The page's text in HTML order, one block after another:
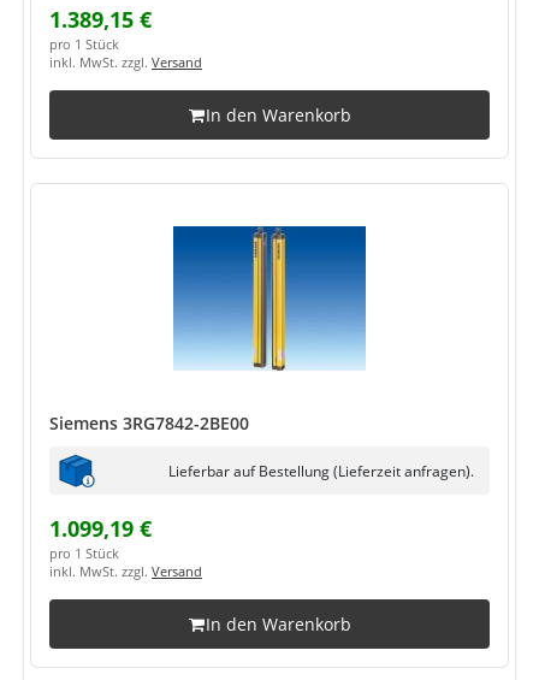
1.389,15 €
pro 1 Stück
inkl. MwSt. zzgl. Versand
In den Warenkorb
Siemens 3RG7842-2BE00
Lieferbar auf Bestellung (Lieferzeit anfragen).
1.099,19 €
pro 1 Stück
inkl. MwSt. zzgl. Versand
In den Warenkorb